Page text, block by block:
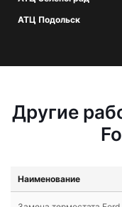
АТЦ Подольск
Другие
Наименование